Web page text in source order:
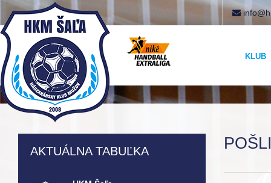
KLUB
AKTUÁLNA TABUĽKA